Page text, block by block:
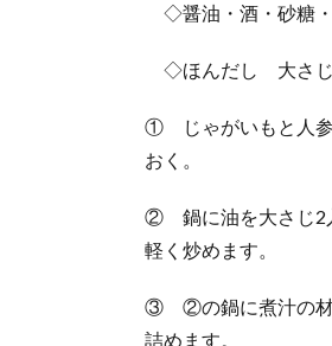
◇醤油・酒・砂糖
◇ほんだし 大さ
① じゃがいもと人参
おく。
② 鍋に油を大さじ2
軽く炒めます。
③ ②の鍋に煮汁の材
詰めます。